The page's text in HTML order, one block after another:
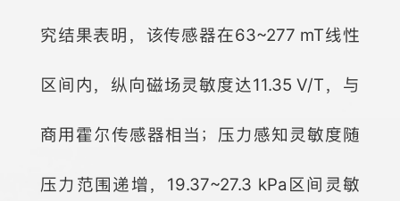
究结果表明，该传感器在63~277 mT线性
区间内，纵向磁场灵敏度达11.35 V/T，与
商用霍尔传感器相当；压力感知灵敏度随
压力范围递增，19.37~27.3 kPa区间灵敏